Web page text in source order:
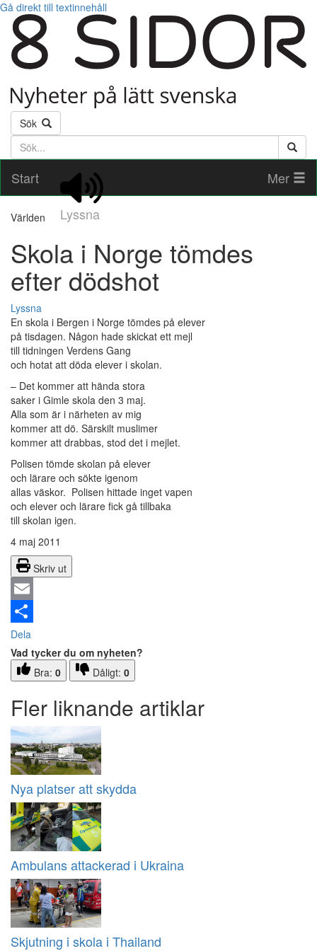
Gå direkt till textinnehåll
Sök
Söktext
Start
Lyssna
Mer
Världen
Skola i Norge tömdes
efter dödshot
Lyssna
En skola i Bergen i Norge tömdes på elever
på tisdagen. Någon hade skickat ett mejl
till tidningen Verdens Gang
och hotat att döda elever i skolan.
– Det kommer att hända stora
saker i Gimle skola den 3 maj.
Alla som är i närheten av mig
kommer att dö. Särskilt muslimer
kommer att drabbas, stod det i mejlet.
Polisen tömde skolan på elever
och lärare och sökte igenom
allas väskor. Polisen hittade inget vapen
och elever och lärare fick gå tillbaka
till skolan igen.
4 maj 2011
Skriv ut
Email
Dela
Vad tycker du om nyheten?
Bra: 0 Dåligt: 0
Fler liknande artiklar
Nya platser att skydda
Ambulans attackerad i Ukraina
Skjutning i skola i Thailand